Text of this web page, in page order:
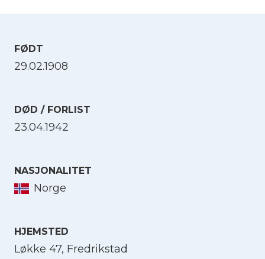
FØDT
29.02.1908
DØD / FORLIST
23.04.1942
NASJONALITET
Norge
HJEMSTED
Løkke 47, Fredrikstad